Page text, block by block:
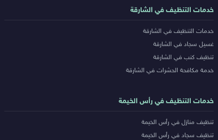
خدمات التنظيف في الشارقة
خدمات التنظيف في الشارقة
غسيل سجاد في الشارقة
تنظيف كنب في الشارقة
خدمة مكافحة الحشرات في الشارقة
خدمات التنظيف في رأس الخيمة
تنظيف منازل في رأس الخيمة
تنظيف سجاد في رأس الخيمة